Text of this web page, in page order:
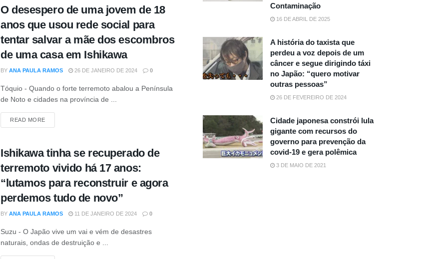
O desespero de uma jovem de 18
anos que usou rede social para
tentar salvar a mãe dos escombros
de uma casa em Ishikawa
BY ANA PAULA RAMOS 26 DE JANEIRO DE 2024 0
Tóquio - Quando o forte terremoto abalou a Península
de Noto e cidades na província de ...
READ MOREDETAILS
Ishikawa tinha se recuperado de
terremoto vivido há 17 anos:
“lutamos para reconstruir e agora
perdemos tudo de novo”
BY ANA PAULA RAMOS 11 DE JANEIRO DE 2024 0
Suzu - O Japão vive um vai e vém de desastres
naturais, ondas de destruição e ...
Contaminação
16 DE ABRIL DE 2025
A história do taxista que
perdeu a voz depois de um
câncer e segue dirigindo táxi
no Japão: “quero motivar
outras pessoas”
26 DE FEVEREIRO DE 2024
Cidade japonesa constrói lula
gigante com recursos do
governo para prevenção da
covid-19 e gera polêmica
3 DE MAIO DE 2021